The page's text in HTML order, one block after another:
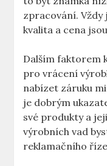
zpracování.
kvalita a cena
Dalším faktorem
pro vrácení
nabízet záruku
je dobrým
své produkty a
výrobních vad
reklamačního